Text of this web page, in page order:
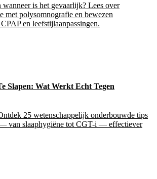
wanneer is het gevaarlijk? Lees over
met polysomnografie en bewezen
en leefstijlaanpassingen.
Slapen: Wat Werkt Echt Tegen
25 wetenschappelijk onderbouwde tips
van slaaphygiëne tot CGT-i — effectiever